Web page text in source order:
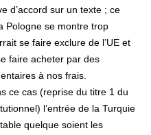
d’accord sur un texte ; ce
Pologne se montre trop
se faire exclure de l’UE et
faire acheter par des
à nos frais.
ce cas (reprise du titre 1 du
l’entrée de la Turquie
quelque soient les